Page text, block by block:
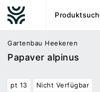
Gartenbau Heekeren
Papaver alpinus
pt 13 Nicht Verfügbar